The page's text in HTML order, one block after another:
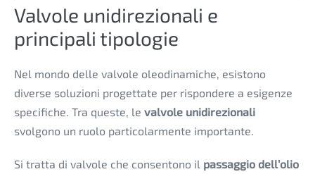
Valvole unidirezionali e
principali tipologie
Nel mondo delle valvole oleodinamiche, esistono
diverse soluzioni progettate per rispondere a esigenze
specifiche. Tra queste, le valvole unidirezionali
svolgono un ruolo particolarmente importante.
Si tratta di valvole che consentono il passaggio dell’olio